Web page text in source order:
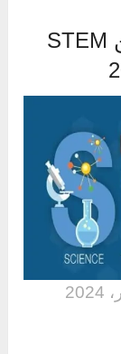
تقديم مدارس ستيم للمتفوقين STEM